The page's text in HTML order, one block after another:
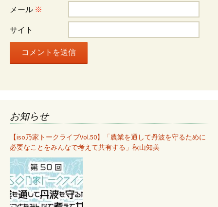
ョ
ン
メール ※
サイト
お知らせ
【iso乃家トークライブVol.50】「農業を通して丹波を守るために
必要なことをみんなで考えて共有する」秋山知美